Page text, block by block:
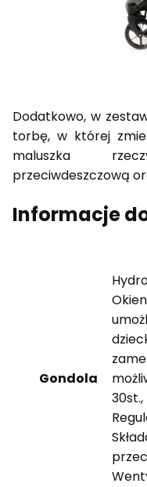
Dodatkowo, w
torbę, w której
maluszka
przeciwdeszczową
Informacje
Gondola
30st.,